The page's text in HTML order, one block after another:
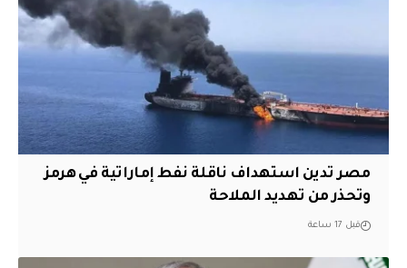
مصر تدين استهداف ناقلة نفط إماراتية في هرمز
وتحذر من تهديد الملاحة
قبل 17 ساعة